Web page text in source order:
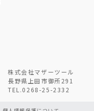
株式会社マザーツール
長野県上田市御所291
TEL.0268-25-2332